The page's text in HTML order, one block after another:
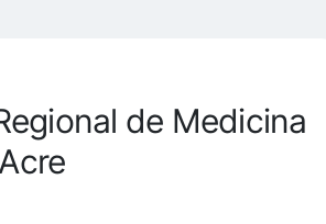
de Medicina